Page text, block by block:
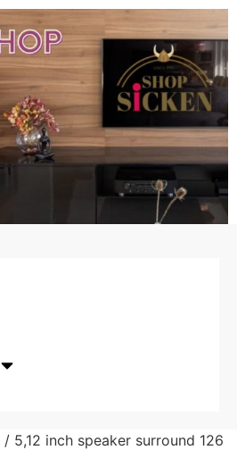
/ 5,12 inch speaker surround 126